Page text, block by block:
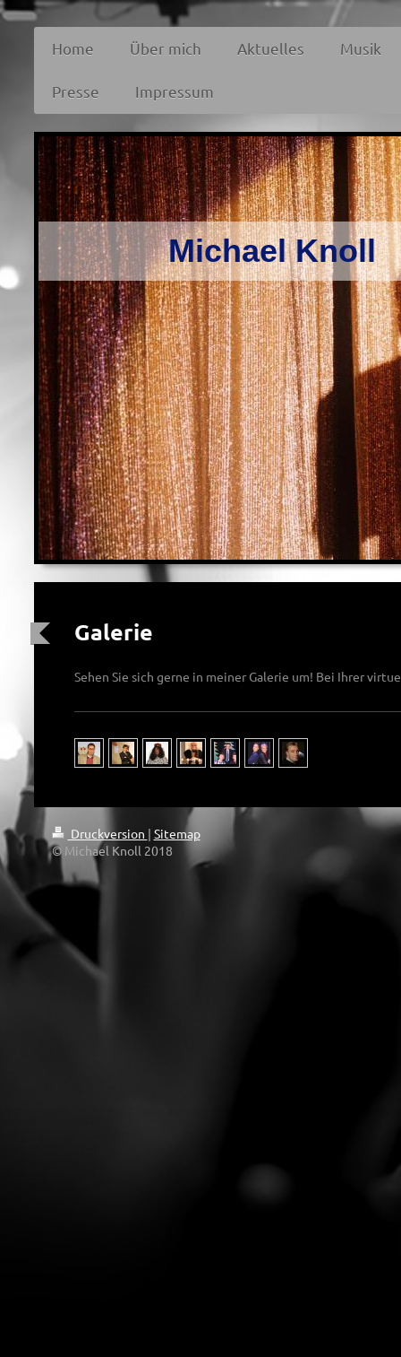
Home Über mich Aktuelles Musik
Presse Impressum
Michael Knoll
Galerie
Sehen Sie sich gerne in meiner Galerie um! Bei Ihrer
Druckversion | Sitemap
© Michael Knoll 2018